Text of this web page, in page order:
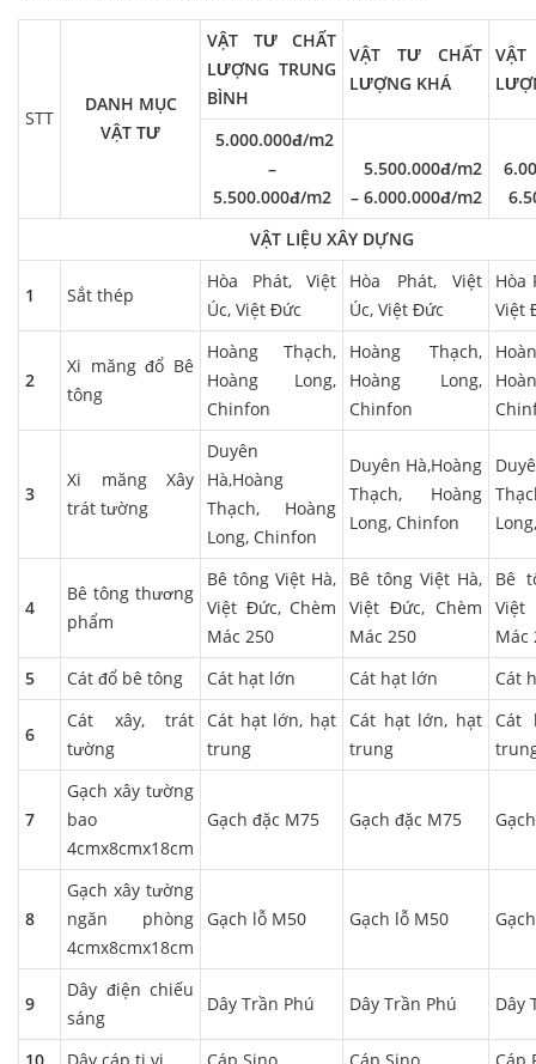
STT
DANH MỤC
VẬT TƯ
VẬT TƯ CHẤT
LƯỢNG TRUNG
BÌNH
VẬT TƯ CHẤT
LƯỢNG KHÁ
5.000.000đ/m2
–
5.500.000đ/m2
5.500.000đ/m2
– 6.000.000đ/m2
VẬT LIỆU XÂY DỰNG
1 Sắt thép
Hòa Phát, Việt
Úc, Việt Đức
Hòa Phát, Việt
Úc, Việt Đức
Hòa
Việt
2
Xi măng đổ Bê
tông
Hoàng Thạch,
Hoàng Long,
Chinfon
Hoàng Thạch,
Hoàng Long,
Chinfon
3
Xi măng Xây
trát tường
Duyên
Hà,Hoàng
Thạch, Hoàng
Long, Chinfon
Duyên Hà,Hoàng
Thạch, Hoàng
Long, Chinfon
4
Bê tông thương
phẩm
Bê tông Việt Hà,
Việt Đức, Chèm
Mác 250
Bê tông Việt Hà,
Việt Đức, Chèm
Mác 250
Bê
Việt
Mác
5
Cát đổ bê tông Cát hạt lớn Cát hạt lớn Cát
6
Cát xây, trát
tường
Cát hạt lớn, hạt
trung
Cát hạt lớn, hạt
trung
Cát
7
Gạch xây tường
bao
4cmx8cmx18cm
Gạch đặc M75 Gạch đặc M75
8
Gạch xây tường
ngăn phòng
4cmx8cmx18cm
Gạch lỗ M50 Gạch lỗ M50
9
Dây điện chiếu
sáng
Dây Trần Phú Dây Trần Phú Dây